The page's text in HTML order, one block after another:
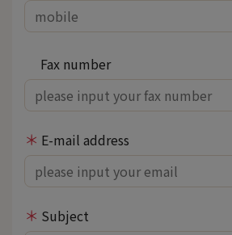
Fax number
E-mail address
Subject